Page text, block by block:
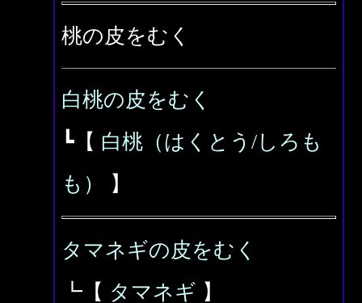
桃の皮をむく
白桃の皮をむく
┗【 白桃（はくとう/しろも
も）
】
タマネギの皮をむく
┗【 タマネギ 】